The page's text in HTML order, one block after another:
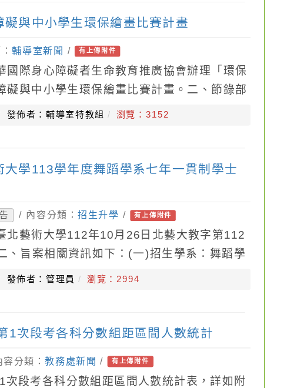
與中小學生環保繪畫比賽計畫
輔導室新聞 / 有上傳附件
國際身心障礙者生命教育推廣協會辦理「環保
礙與中小學生環保繪畫比賽計畫。二、節錄部
附檔。(一)宗旨：團結身心障礙者與中小學
發佈者：輔導室特教組 瀏覽：3152
大學113學年度舞蹈學系七年一貫制學士
/ 內容分類：招生升學 / 有上傳附件
北藝術大學112年10月26日北藝大教字第112
、旨案相關資訊如下：(一)招生學系：舞蹈學
(二)報考資格：公、私立國民中學或高級中學
發佈者：管理員 瀏覽：2994
1次段考各科分數組距區間人數統計
容分類：教務處新聞 / 有上傳附件
次段考各科分數組距區間人數統計表，詳如附